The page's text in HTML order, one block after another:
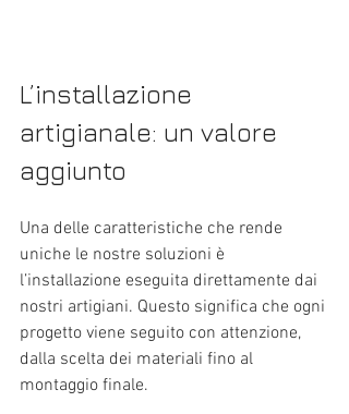
L’installazione
artigianale: un valore
aggiunto
Una delle caratteristiche che rende
uniche le nostre soluzioni è
l’installazione eseguita direttamente dai
nostri artigiani. Questo significa che ogni
progetto viene seguito con attenzione,
dalla scelta dei materiali fino al
montaggio finale.